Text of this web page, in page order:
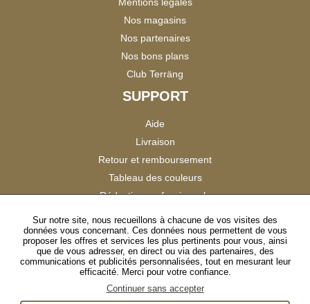
Mentions légales
Nos magasins
Nos partenaires
Nos bons plans
Club Terräng
SUPPORT
Aide
Livraison
Retour et remboursement
Tableau des couleurs
Réduction professionnels
Catalogues
Satisfaction Clients
SUIVEZ-NOUS
Sur notre site, nous recueillons à chacune de vos visites des
données vous concernant. Ces données nous permettent de vous
proposer les offres et services les plus pertinents pour vous, ainsi
que de vous adresser, en direct ou via des partenaires, des
communications et publicités personnalisées, tout en mesurant leur
efficacité. Merci pour votre confiance.
Continuer sans accepter